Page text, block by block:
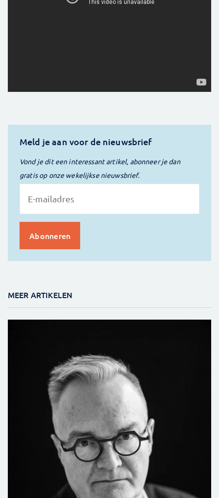
Meld je aan voor de nieuwsbrief
Vond je dit een interessant artikel, abonneer je dan
gratis op onze wekelijkse nieuwsbrief.
MEER ARTIKELEN